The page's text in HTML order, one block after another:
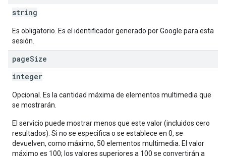
string
Es obligatorio. Es el identificador generado por Google para esta
sesión.
pageSize
integer
Opcional. Es la cantidad máxima de elementos multimedia que
se mostrarán.
El servicio puede mostrar menos que este valor (incluidos cero
resultados). Si no se especifica o se establece en 0, se
devuelven, como máximo, 50 elementos multimedia. El valor
máximo es 100; los valores superiores a 100 se convertirán a